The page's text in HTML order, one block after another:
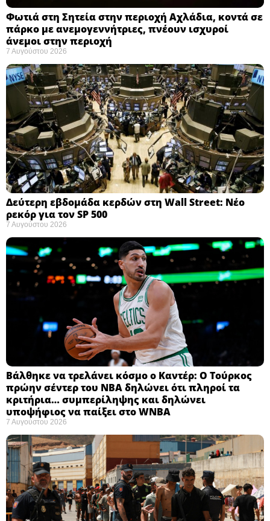
Φωτιά στη Σητεία στην περιοχή Αχλάδια, κοντά σε
πάρκο με ανεμογεννήτριες, πνέουν ισχυροί
άνεμοι στην περιοχή
7 Αυγούστου 2026
Δεύτερη εβδομάδα κερδών στη Wall Street: Νέο
ρεκόρ για τον SP 500
7 Αυγούστου 2026
Βάλθηκε να τρελάνει κόσμο ο Καντέρ: Ο Τούρκος
πρώην σέντερ του NBA δηλώνει ότι πληροί τα
κριτήρια… συμπερίληψης και δηλώνει
υποψήφιος να παίξει στο WNBA
7 Αυγούστου 2026